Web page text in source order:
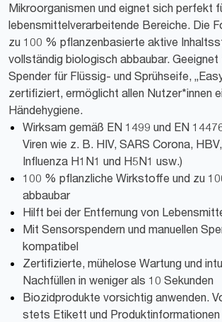
Mikroorganismen und eignet sich perfekt
lebensmittelverarbeitende Bereiche. Die
zu 100 % pflanzenbasierte aktive
vollständig biologisch abbaubar. Geeignet
Spender für Flüssig- und Sprühseife,
zertifiziert, ermöglicht allen Nutzer*innen
Händehygiene.
Wirksam gemäß EN 1499 und EN
Viren wie z. B. HIV, SARS Corona,
Influenza H1N1 und H5N1 usw.)
100 % pflanzliche Wirkstoffe und zu
abbaubar
Hilft bei der Entfernung von
Mit Sensorspendern und manuellen
kompatibel
Zertifizierte, mühelose Wartung und
Nachfüllen in weniger als 10 Sekunden
Biozidprodukte vorsichtig anwenden.
stets Etikett und Produktinformationen